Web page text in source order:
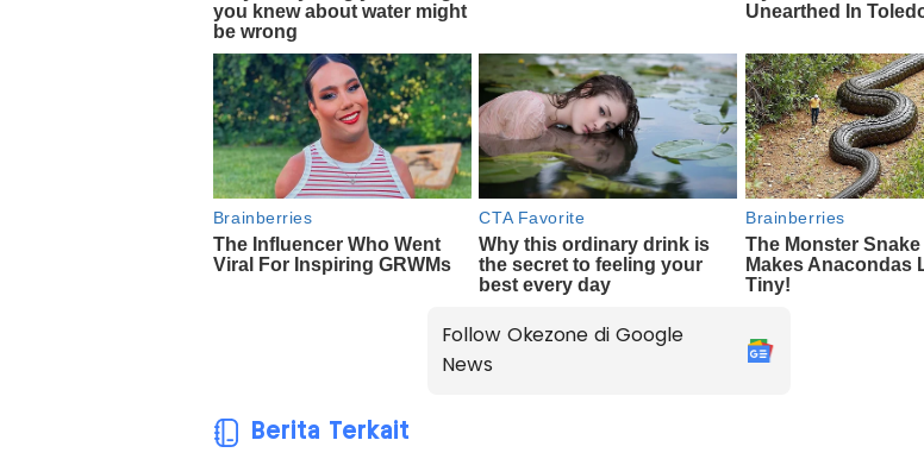
Follow Okezone di Google
News
Berita Terkait